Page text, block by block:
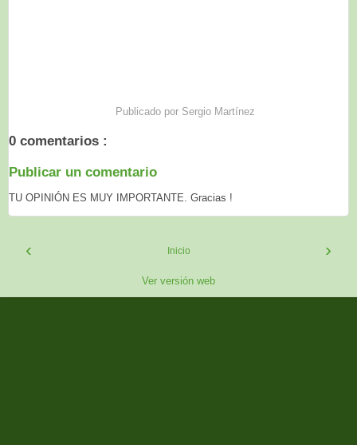
Publicado por Sergio Martínez
0 comentarios :
Publicar un comentario
TU OPINIÓN ES MUY IMPORTANTE. Gracias !
‹ ›
Inicio
Ver versión web